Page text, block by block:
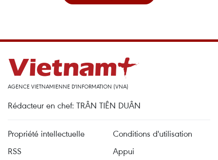
AGENCE VIETNAMIENNE D'INFORMATION (VNA)
Rédacteur en chef: TRÂN TIÊN DUÂN
Propriété intellectuelle
Conditions d'utilisation
RSS
Appui